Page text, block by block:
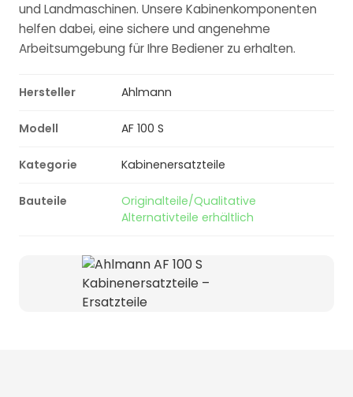
und Landmaschinen. Unsere Kabinenkomponenten
helfen dabei, eine sichere und angenehme
Arbeitsumgebung für Ihre Bediener zu erhalten.
Hersteller Ahlmann
Modell AF 100 S
Kategorie Kabinenersatzteile
Bauteile
Originalteile/Qualitative
Alternativteile erhältlich